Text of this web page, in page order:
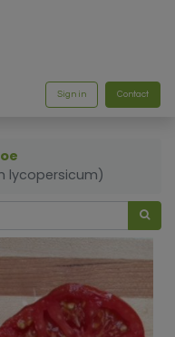
Sign in Contact
lycopersicum)